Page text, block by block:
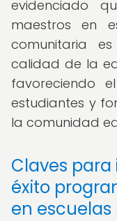
evidenciado
maestros en
comunitaria
calidad de la
favoreciendo
estudiantes y
la comunidad
Claves
éxito
en escuelas